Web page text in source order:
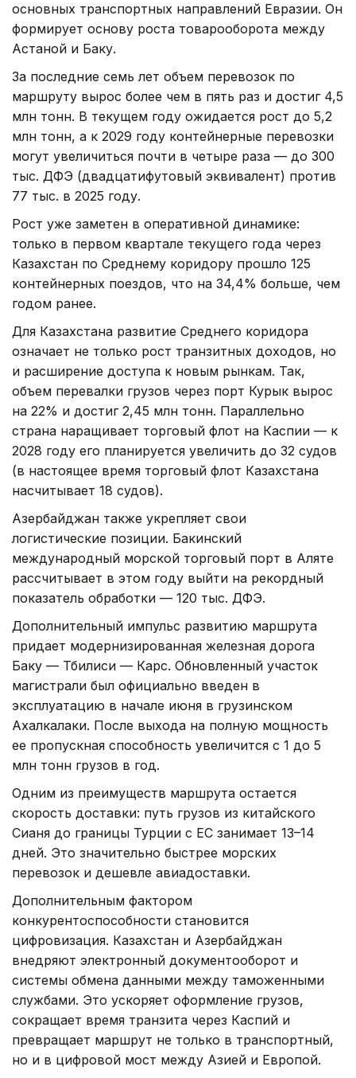
основных транспортных направлений Евразии. Он
формирует основу роста товарооборота между
Астаной и Баку.
За последние семь лет объем перевозок по
маршруту вырос более чем в пять раз и достиг 4,5
млн тонн. В текущем году ожидается рост до 5,2
млн тонн, а к 2029 году контейнерные перевозки
могут увеличиться почти в четыре раза — до 300
тыс. ДФЭ (двадцатифутовый эквивалент) против
77 тыс. в 2025 году.
Рост уже заметен в оперативной динамике:
только в первом квартале текущего года через
Казахстан по Среднему коридору прошло 125
контейнерных поездов, что на 34,4% больше, чем
годом ранее.
Для Казахстана развитие Среднего коридора
означает не только рост транзитных доходов, но
и расширение доступа к новым рынкам. Так,
объем перевалки грузов через порт Курык вырос
на 22% и достиг 2,45 млн тонн. Параллельно
страна наращивает торговый флот на Каспии — к
2028 году его планируется увеличить до 32 судов
(в настоящее время торговый флот Казахстана
насчитывает 18 судов).
Азербайджан также укрепляет свои
логистические позиции. Бакинский
международный морской торговый порт в Аляте
рассчитывает в этом году выйти на рекордный
показатель обработки — 120 тыс. ДФЭ.
Дополнительный импульс развитию маршрута
придает модернизированная железная дорога
Баку — Тбилиси — Карс. Обновленный участок
магистрали был официально введен в
эксплуатацию в начале июня в грузинском
Ахалкалаки. После выхода на полную мощность
ее пропускная способность увеличится с 1 до 5
млн тонн грузов в год.
Одним из преимуществ маршрута остается
скорость доставки: путь грузов из китайского
Сианя до границы Турции с ЕС занимает 13–14
дней. Это значительно быстрее морских
перевозок и дешевле авиадоставки.
Дополнительным фактором
конкурентоспособности становится
цифровизация. Казахстан и Азербайджан
внедряют электронный документооборот и
системы обмена данными между таможенными
службами. Это ускоряет оформление грузов,
сокращает время транзита через Каспий и
превращает маршрут не только в транспортный,
но и в цифровой мост между Азией и Европой.